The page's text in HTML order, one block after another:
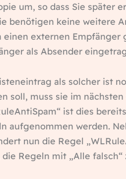
um, so dass Sie später
benötigen keine weitere
einen externen Empfänger
als Absender
als solcher ist
soll, muss sie im
ist dies
aufgenommen werden.
nun die Regel
Regeln mit „Alle falsch“